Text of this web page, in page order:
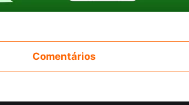
Comentários